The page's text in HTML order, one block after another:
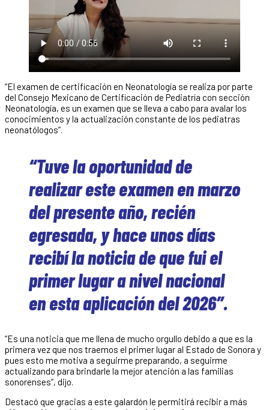
“El examen de certificación en Neonatología se realiza por parte
del Consejo Mexicano de Certificación de Pediatría con sección
Neonatología, es un examen que se lleva a cabo para avalar los
conocimientos y la actualización constante de los pediatras
neonatólogos”.
“Tuve la oportunidad de
realizar este examen en marzo
del presente año, recién
egresada, y hace unos días
recibí la noticia de que fui el
primer lugar a nivel nacional
en esta aplicación del 2026”.
“Es una noticia que me llena de mucho orgullo debido a que es la
primera vez que nos traemos el primer lugar al Estado de Sonora y
pues esto me motiva a seguirme preparando, a seguirme
actualizando para brindarle la mejor atención a las familias
sonorenses”, dijo.
Destacó que gracias a este galardón le permitirá recibir a más